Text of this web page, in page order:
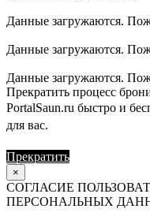
Данные загружаются.
Данные загружаются.
Данные загружаются.
Прекратить процесс
PortalSaun.ru быстро и
для вас.
Прекратить
×
СОГЛАСИЕ
ПЕРСОНАЛЬНЫХ